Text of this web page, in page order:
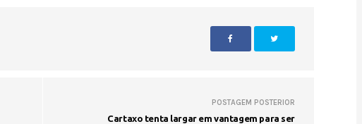
POSTAGEM POSTERIOR
Cartaxo tenta largar em vantagem para ser